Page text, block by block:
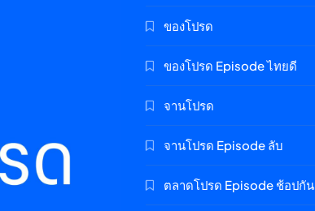
ของโปรด
ของโปรด Episode ไทยดี
จานโปรด
จานโปรด Episode ลับ
ตลาดโปรด Episode ช้อปกัน